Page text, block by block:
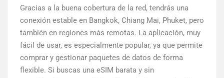
Gracias a la buena cobertura de la red, tendrás una
conexión estable en Bangkok, Chiang Mai, Phuket, pero
también en regiones más remotas. La aplicación, muy
fácil de usar, es especialmente popular, ya que permite
comprar y gestionar paquetes de datos de forma
flexible. Si buscas una eSIM barata y sin